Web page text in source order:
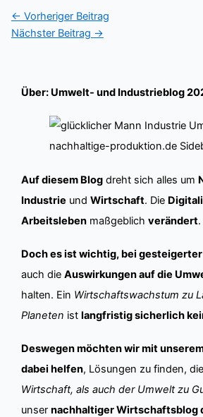
← Vorheriger Beitrag
Nächster Beitrag →
Über: Umwelt- und Industrieblog
Auf diesem Blog dreht sich alles um
Industrie undWirtschaft. Die
Arbeitsleben maßgeblichverändert.
Doch es ist wichtig, bei
auch dieAuswirkungen auf die
halten. Ein Wirtschaftswachstum zu
Planeten istlangfristig sicherlich
Deswegen möchten wir mit
dabei helfen, Lösungen zu finden,
Wirtschaft, als auch der Umwelt zu
unsernachhaltiger Wirtschaftsblog